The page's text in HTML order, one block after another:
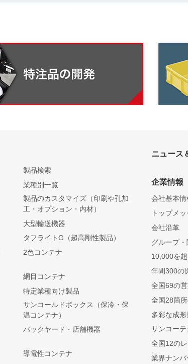
製品検索
業種別一覧
製品のカスタマイズ（印刷や孔加
工・オプション・内材）
大型輸送機器
タフライトG（超高剛性製品）
2色コンテナ
網目コンテナ
特定業種向け製品
サンコールドボックス（保冷・保
温コンテナ）
バックヤード・店舗機器
導電性コンテナ
ニュース
企業情報
会社基本情
トップメ
会社沿革
グループ
10,000を
年間300の
全国69の
全国28箇
多彩な成形
サンコー
全国12の
業界ナン